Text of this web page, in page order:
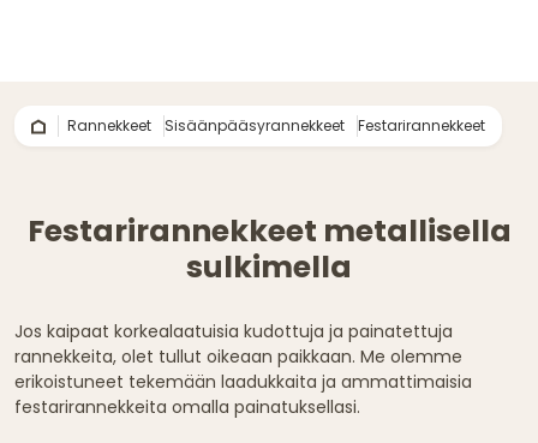
Rannekkeet Sisäänpääsyrannekkeet Festarirannekkeet
Festarirannekkeet metallisella
sulkimella
Jos kaipaat korkealaatuisia kudottuja ja painatettuja
rannekkeita, olet tullut oikeaan paikkaan. Me olemme
erikoistuneet tekemään laadukkaita ja ammattimaisia
festarirannekkeita omalla painatuksellasi.